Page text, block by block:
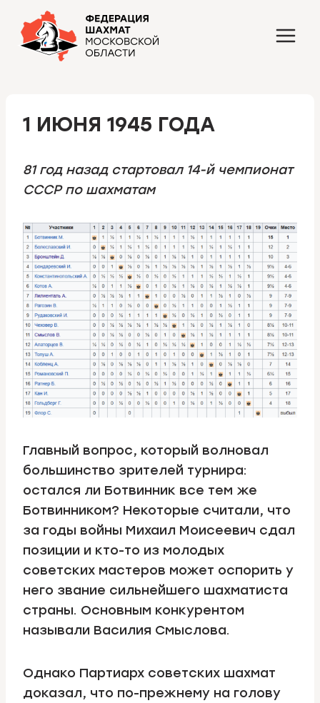
Перейти
содержимому
1 ИЮНЯ 1945 ГОДА
81 год назад стартовал 14-й чемпионат
СССР по шахматам
Главный вопрос, который волновал
большинство зрителей турнира:
остался ли Ботвинник все тем же
Ботвинником? Некоторые считали, что
за годы войны Михаил Моисеевич сдал
позиции и кто-то из молодых
советских мастеров может оспорить у
него звание сильнейшего шахматиста
страны. Основным конкурентом
называли Василия Смыслова.
Однако Партиарх советских шахмат
доказал, что по-прежнему на голову